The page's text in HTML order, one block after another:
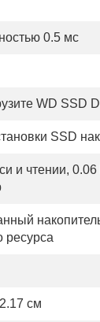
0.5 мс
WD SSD
SSD
и чтении,
ресурса
см